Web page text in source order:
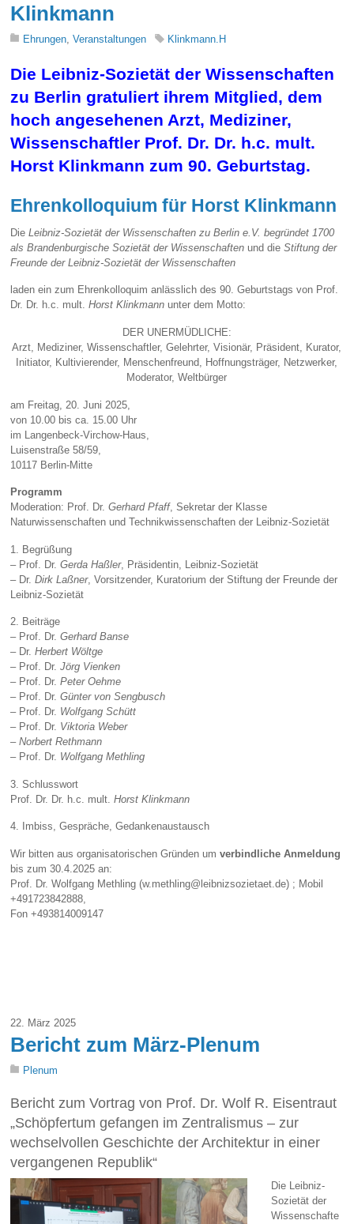
Klinkmann
Ehrungen ,Veranstaltungen Klinkmann.H
Die Leibniz-Sozietät der Wissenschaften
zu Berlin gratuliert ihrem Mitglied, dem
hoch angesehenen Arzt, Mediziner,
Wissenschaftler Prof. Dr. Dr. h.c. mult.
Horst Klinkmann zum 90. Geburtstag.
Ehrenkolloquium für Horst Klinkmann
DieLeibniz-Sozietät der Wissenschaften zu Berlin e.V. begründet 1700
als Brandenburgische Sozietät der Wissenschaften und dieStiftung der
Freunde der Leibniz-Sozietät der Wissenschaften
laden ein zum Ehrenkolloquim anlässlich des 90. Geburtstags von Prof.
Dr. Dr. h.c. mult.Horst Klinkmann unter dem Motto:
DER UNERMÜDLICHE:
Arzt, Mediziner, Wissenschaftler, Gelehrter, Visionär, Präsident, Kurator,
Initiator, Kultivierender, Menschenfreund, Hoffnungsträger, Netzwerker,
Moderator, Weltbürger
am Freitag, 20. Juni 2025,
von 10.00 bis ca. 15.00 Uhr
im Langenbeck-Virchow-Haus,
Luisenstraße 58/59,
10117 Berlin-Mitte
Programm
Moderation: Prof. Dr.Gerhard Pfaff, Sekretar der Klasse
Naturwissenschaften und Technikwissenschaften der Leibniz-Sozietät
1. Begrüßung
– Prof. Dr.Gerda Haßler, Präsidentin, Leibniz-Sozietät
– Dr.Dirk Laßner, Vorsitzender, Kuratorium der Stiftung der Freunde der
Leibniz-Sozietät
2. Beiträge
– Prof. Dr.Gerhard Banse
– Dr.Herbert Wöltge
– Prof. Dr.Jörg Vienken
– Prof. Dr.Peter Oehme
– Prof. Dr.Günter von Sengbusch
– Prof. Dr. Wolfgang Schütt
– Prof. Dr. Viktoria Weber
–Norbert Rethmann
– Prof. Dr. Wolfgang Methling
3. Schlusswort
Prof. Dr. Dr. h.c. mult.Horst Klinkmann
4. Imbiss, Gespräche, Gedankenaustausch
Wir bitten aus organisatorischen Gründen umverbindliche Anmeldung
bis zum 30.4.2025 an:
Prof. Dr. Wolfgang Methling (w.methling@leibnizsozietaet.de) ; Mobil
+491723842888,
Fon +493814009147
22. März 2025
Bericht zum März-Plenum
Plenum
Bericht zum Vortrag von Prof. Dr. Wolf R. Eisentraut
„Schöpfertum gefangen im Zentralismus – zur
wechselvollen Geschichte der Architektur in einer
vergangenen Republik“
Die Leibniz-
Sozietät der
Wissenschafte